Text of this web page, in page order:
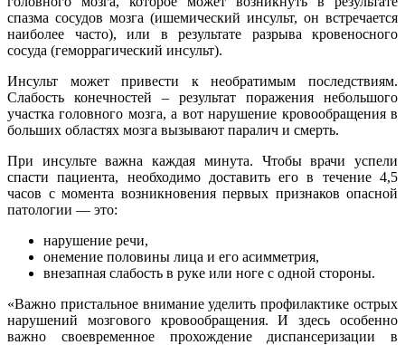
спазма сосудов мозга (ишемический инсульт, он встречается
наиболее часто), или в результате разрыва кровеносного
сосуда (геморрагический инсульт).
Инсульт может привести к необратимым последствиям.
Слабость конечностей – результат поражения небольшого
участка головного мозга, а вот нарушение кровообращения в
больших областях мозга вызывают паралич и смерть.
При инсульте важна каждая минута. Чтобы врачи успели
спасти пациента, необходимо доставить его в течение 4,5
часов с момента возникновения первых признаков опасной
патологии — это:
нарушение речи,
онемение половины лица и его асимметрия,
внезапная слабость в руке или ноге с одной стороны.
«Важно пристальное внимание уделить профилактике острых
нарушений мозгового кровообращения. И здесь особенно
важно своевременное прохождение диспансеризации в